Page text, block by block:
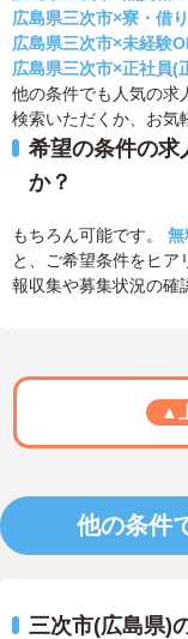
広島県三次市×寮・借
広島県三次市×未経験
広島県三次市×正社員(
他の条件でも人気の求
検索いただくか、お気
希望の条件の求
か？
もちろん可能です。 無
と、ご希望条件をヒ
報収集や募集状況の確
▲
他の条件
三次市(広島県)